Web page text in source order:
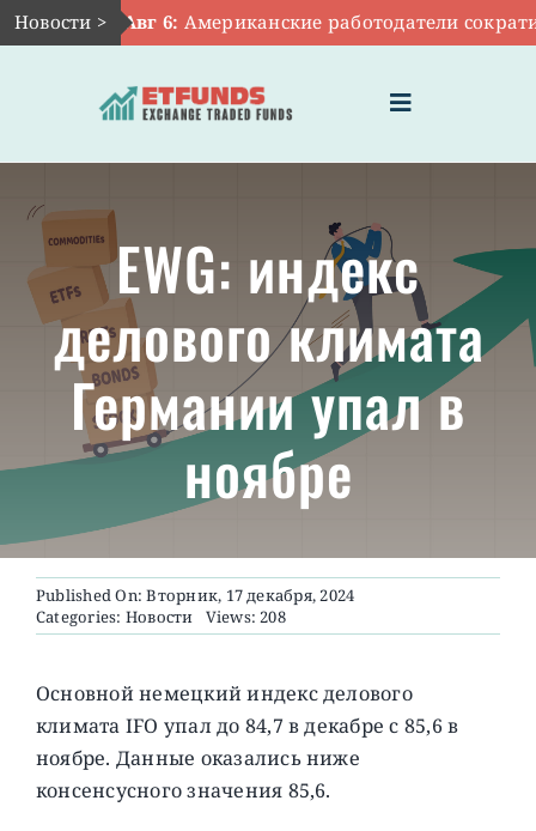
Skip
to
Новости >Авг 6: Американские работодатели
Toggle
Navigation
ГЛАВНАЯ
ЧТО ТАКОЕ ETF
ИНВЕСТИЦИИ В ETF
ТЕМАТИЧЕСКИЕ ETF
АКТУАЛЬНЫЕ
О ПРОЕКТЕ
EWG: индекс
делового климата
Германии упал в
ноябре
Published On: Вторник, 17 декабря, 2024
Categories: Новости Views: 208
Основной немецкий индекс делового
климата IFO упал до 84,7 в декабре с 85,6 в
ноябре. Данные оказались ниже
консенсусного значения 85,6.